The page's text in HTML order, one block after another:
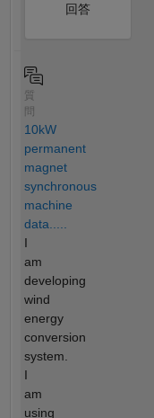
回答
質
10kW
permanent
magnet
synchronous
machine
data.....
I
am
developing
wind
energy
conversion
system.
I
am
using